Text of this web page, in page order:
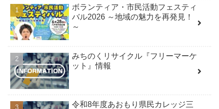
ボランティア・市民活動フェスティ
バル2026 ～地域の魅力を再発見！
～
みちのくリサイクル『フリーマーケ
ット』情報
令和8年度あおもり県民カレッジ三